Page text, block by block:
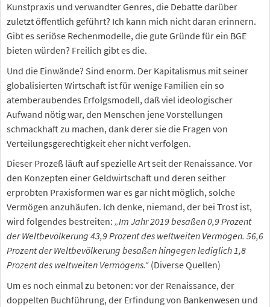
Kunstpraxis und verwandter Genres, die Debatte darüber
zuletzt öffentlich geführt? Ich kann mich nicht daran erinnern.
Gibt es seriöse Rechenmodelle, die gute Gründe für ein BGE
bieten würden? Freilich gibt es die.
Und die Einwände? Sind enorm. Der Kapitalismus mit seiner
globalisierten Wirtschaft ist für wenige Familien ein so
atemberaubendes Erfolgsmodell, daß viel ideologischer
Aufwand nötig war, den Menschen jene Vorstellungen
schmackhaft zu machen, dank derer sie die Fragen von
Verteilungsgerechtigkeit eher nicht verfolgen.
Dieser Prozeß läuft auf spezielle Art seit der Renaissance. Vor
den Konzepten einer Geldwirtschaft und deren seither
erprobten Praxisformen war es gar nicht möglich, solche
Vermögen anzuhäufen. Ich denke, niemand, der bei Trost ist,
wird folgendes bestreiten: „Im Jahr 2019 besaßen 0,9 Prozent
der Weltbevölkerung 43,9 Prozent des weltweiten Vermögen. 56,6
Prozent der Weltbevölkerung besaßen hingegen lediglich 1,8
Prozent des weltweiten Vermögens.“ (Diverse Quellen)
Um es noch einmal zu betonen: vor der Renaissance, der
doppelten Buchführung, der Erfindung von Bankenwesen und